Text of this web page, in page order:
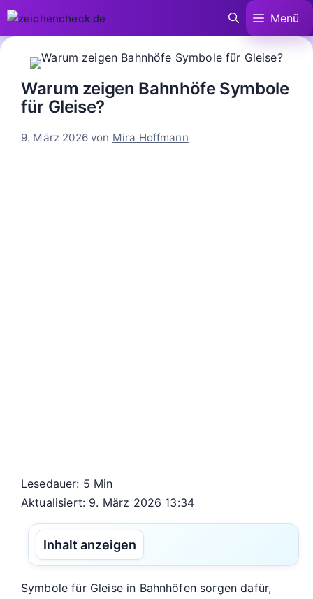
Zum
springen
Menü
Warum zeigen Bahnhöfe Symbole
für Gleise?
9. März 2026 von Mira Hoffmann
Lesedauer: 5 Min
Aktualisiert: 9. März 2026 13:34
Inhalt anzeigen
Symbole für Gleise in Bahnhöfen sorgen dafür,